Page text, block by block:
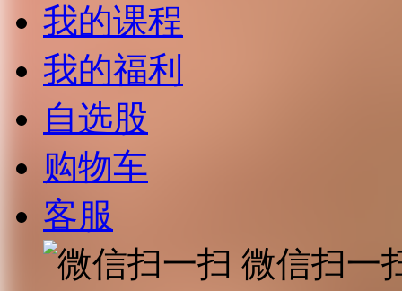
我的课程
我的福利
自选股
购物车
客服
微信扫一